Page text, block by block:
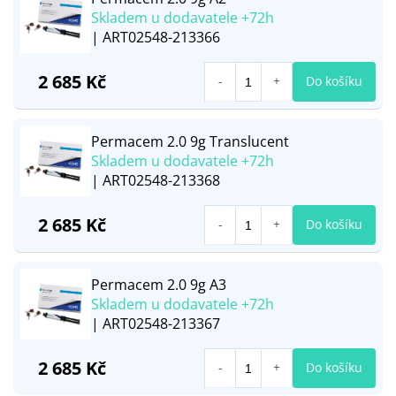
Skladem u dodavatele +72h
| ART02548-213366
2 685 Kč Do košíku
Permacem 2.0 9g Translucent
Skladem u dodavatele +72h
| ART02548-213368
2 685 Kč Do košíku
Permacem 2.0 9g A3
Skladem u dodavatele +72h
| ART02548-213367
2 685 Kč Do košíku